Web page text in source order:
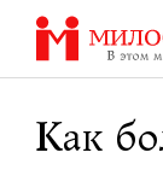
Перейти
содержанию
Как